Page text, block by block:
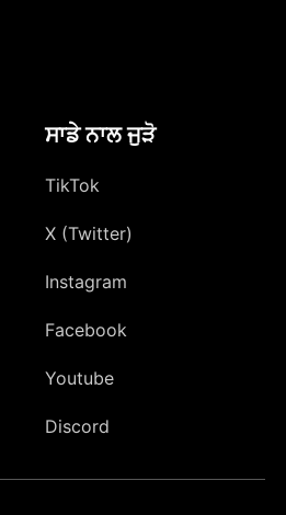
ਸਾਡੇ ਨਾਲ ਜੁੜੋ
TikTok
X (Twitter)
Instagram
Facebook
Youtube
Discord